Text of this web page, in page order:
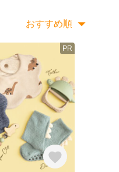
おすすめ順
PR